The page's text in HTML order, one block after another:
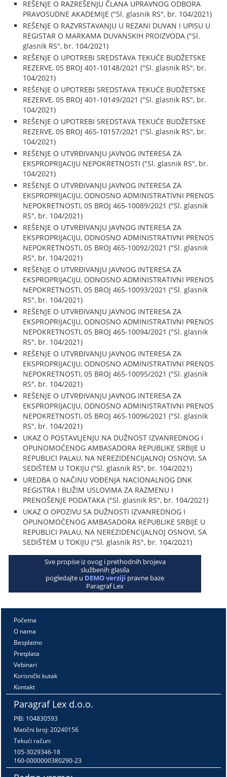
REŠENJE O RAZREŠENJU ČLANA UPRAVNOG ODBORA
PRAVOSUDNE AKADEMIJE ("Sl. glasnik RS", br. 104/2021)
REŠENJE O RAZVRSTAVANJU U REZANI DUVAN I UPISU U
REGISTAR O MARKAMA DUVANSKIH PROIZVODA ("Sl.
glasnik RS", br. 104/2021)
REŠENJE O UPOTREBI SREDSTAVA TEKUĆE BUDŽETSKE
REZERVE, 05 BROJ 401-10148/2021 ("Sl. glasnik RS", br.
104/2021)
REŠENJE O UPOTREBI SREDSTAVA TEKUĆE BUDŽETSKE
REZERVE, 05 BROJ 401-10149/2021 ("Sl. glasnik RS", br.
104/2021)
REŠENJE O UPOTREBI SREDSTAVA TEKUĆE BUDŽETSKE
REZERVE, 05 BROJ 465-10157/2021 ("Sl. glasnik RS", br.
104/2021)
REŠENJE O UTVRĐIVANJU JAVNOG INTERESA ZA
EKSPROPRIJACIJU NEPOKRETNOSTI ("Sl. glasnik RS", br.
104/2021)
REŠENJE O UTVRĐIVANJU JAVNOG INTERESA ZA
EKSPROPRIJACIJU, ODNOSNO ADMINISTRATIVNI PRENOS
NEPOKRETNOSTI, 05 BROJ 465-10089/2021 ("Sl. glasnik
RS", br. 104/2021)
REŠENJE O UTVRĐIVANJU JAVNOG INTERESA ZA
EKSPROPRIJACIJU, ODNOSNO ADMINISTRATIVNI PRENOS
NEPOKRETNOSTI, 05 BROJ 465-10092/2021 ("Sl. glasnik
RS", br. 104/2021)
REŠENJE O UTVRĐIVANJU JAVNOG INTERESA ZA
EKSPROPRIJACIJU, ODNOSNO ADMINISTRATIVNI PRENOS
NEPOKRETNOSTI, 05 BROJ 465-10093/2021 ("Sl. glasnik
RS", br. 104/2021)
REŠENJE O UTVRĐIVANJU JAVNOG INTERESA ZA
EKSPROPRIJACIJU, ODNOSNO ADMINISTRATIVNI PRENOS
NEPOKRETNOSTI, 05 BROJ 465-10094/2021 ("Sl. glasnik
RS", br. 104/2021)
REŠENJE O UTVRĐIVANJU JAVNOG INTERESA ZA
EKSPROPRIJACIJU, ODNOSNO ADMINISTRATIVNI PRENOS
NEPOKRETNOSTI, 05 BROJ 465-10095/2021 ("Sl. glasnik
RS", br. 104/2021)
REŠENJE O UTVRĐIVANJU JAVNOG INTERESA ZA
EKSPROPRIJACIJU, ODNOSNO ADMINISTRATIVNI PRENOS
NEPOKRETNOSTI, 05 BROJ 465-10096/2021 ("Sl. glasnik
RS", br. 104/2021)
UKAZ O POSTAVLJENJU NA DUŽNOST IZVANREDNOG I
OPUNOMOĆENOG AMBASADORA REPUBLIKE SRBIJE U
REPUBLICI PALAU, NA NEREZIDENCIJALNOJ OSNOVI, SA
SEDIŠTEM U TOKIJU ("Sl. glasnik RS", br. 104/2021)
UREDBA O NAČINU VOĐENJA NACIONALNOG DNK
REGISTRA I BLIŽIM USLOVIMA ZA RAZMENU I
PRENOŠENJE PODATAKA ("Sl. glasnik RS", br. 104/2021)
UKAZ O OPOZIVU SA DUŽNOSTI IZVANREDNOG I
OPUNOMOĆENOG AMBASADORA REPUBLIKE SRBIJE U
REPUBLICI PALAU, NA NEREZIDENCIJALNOJ OSNOVI, SA
SEDIŠTEM U TOKIJU ("Sl. glasnik RS", br. 104/2021)
Sve propise iz ovog i prethodnih brojeva
službenih glasila
pogledajte u DEMO verziji pravne baze
Paragraf Lex
Početna
O nama
Besplatno
Pretplata
Vebinari
Korisnički kutak
Kontakt
Paragraf Lex d.o.o.
PIB: 104830593
Matični broj: 20240156
Tekući račun:
105-3029346-18
160-0000000380290-23